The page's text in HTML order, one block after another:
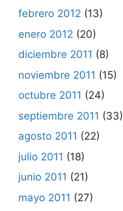
febrero 2012 (13)
enero 2012 (20)
diciembre 2011 (8)
noviembre 2011 (15)
octubre 2011 (24)
septiembre 2011 (33)
agosto 2011 (22)
julio 2011 (18)
junio 2011 (21)
mayo 2011 (27)